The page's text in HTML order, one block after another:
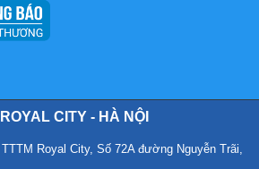
CITY - HÀ NỘI
Royal City, Số 72A đường Nguyễn Trãi,